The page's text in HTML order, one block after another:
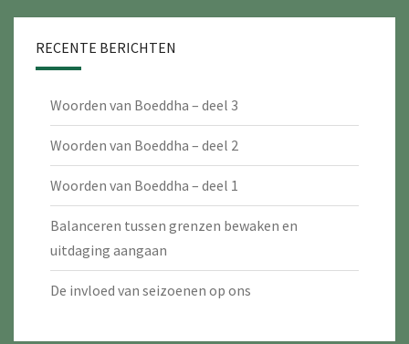
RECENTE BERICHTEN
Woorden van Boeddha – deel 3
Woorden van Boeddha – deel 2
Woorden van Boeddha – deel 1
Balanceren tussen grenzen bewaken en
uitdaging aangaan
De invloed van seizoenen op ons